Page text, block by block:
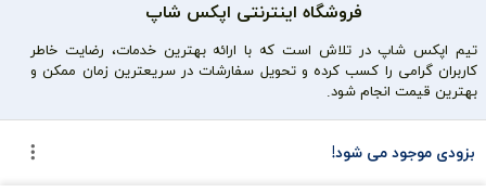
بزودی موجود می شود!
فروشگاه اینترنتی اپکس شاپ
تیم اپکس شاپ در تلاش است که با ارائه بهترین خدمات، رضایت خاطر
کاربران گرامی را کسب کرده و تحویل سفارشات در سریعترین زمان ممکن و
بهترین قیمت انجام شود.